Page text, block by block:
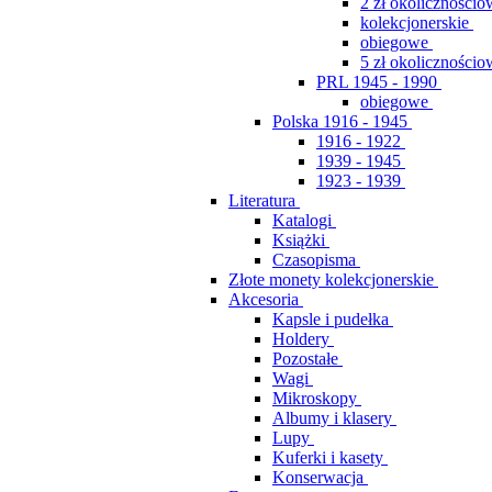
kolekcjonerskie
obiegowe
5 zł
PRL 1945 - 1990
obiegowe
Polska 1916 - 1945
1916 - 1922
1939 - 1945
1923 - 1939
Literatura
Katalogi
Książki
Czasopisma
Złote monety kolekcjonerskie
Akcesoria
Kapsle i pudełka
Holdery
Pozostałe
Wagi
Mikroskopy
Albumy i klasery
Lupy
Kuferki i kasety
Konserwacja